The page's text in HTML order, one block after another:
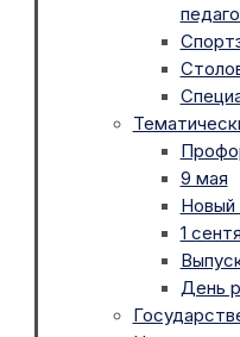
9 мая
Новый
1
День